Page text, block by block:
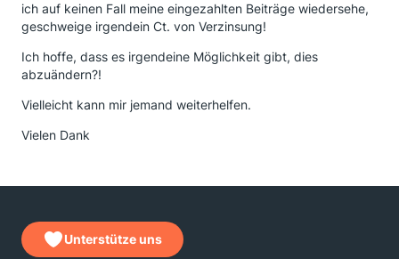
ich auf keinen Fall meine eingezahlten Beiträge wiedersehe,
geschweige irgendein Ct. von Verzinsung!
Ich hoffe, dass es irgendeine Möglichkeit gibt, dies
abzuändern?!
Vielleicht kann mir jemand weiterhelfen.
Vielen Dank
Unterstütze uns